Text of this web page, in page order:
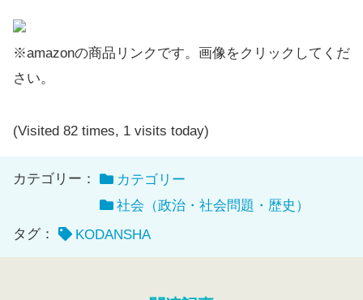
※amazonの商品リンクです。画像をクリックしてくだ
さい。
(Visited 82 times, 1 visits today)
カテゴリー：
カテゴリー
社会（政治・社会問題・歴史）
タグ：
KODANSHA